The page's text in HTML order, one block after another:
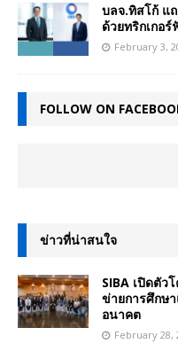
บลจ.ทิสโก้ แ
ด้วยทริกเกอ
February 3,
FOLLOW ON
ข่าวที่น่าสนใจ
SIBA เปิดตัว
ข่ายการศึกษ
อนาคต
February 28,